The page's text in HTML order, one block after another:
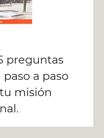
preguntas
a paso
misión